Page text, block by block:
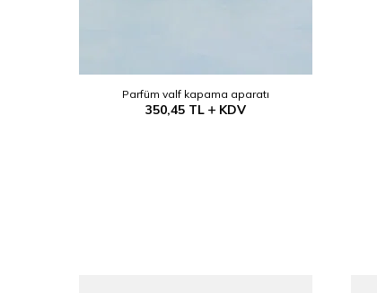
Parfüm valf kapama aparatı
350,45 TL KDV